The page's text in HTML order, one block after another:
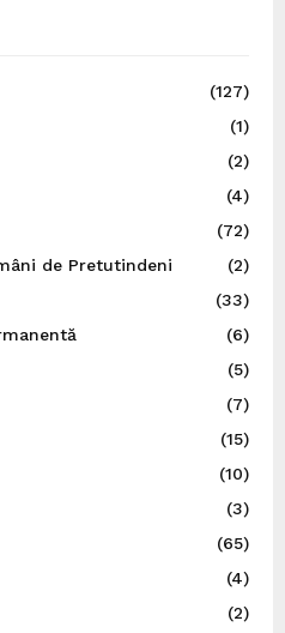
(127)
(1)
(2)
(4)
(72)
de Pretutindeni
(2)
(33)
(6)
(5)
(7)
(15)
(10)
(3)
(65)
(4)
(2)